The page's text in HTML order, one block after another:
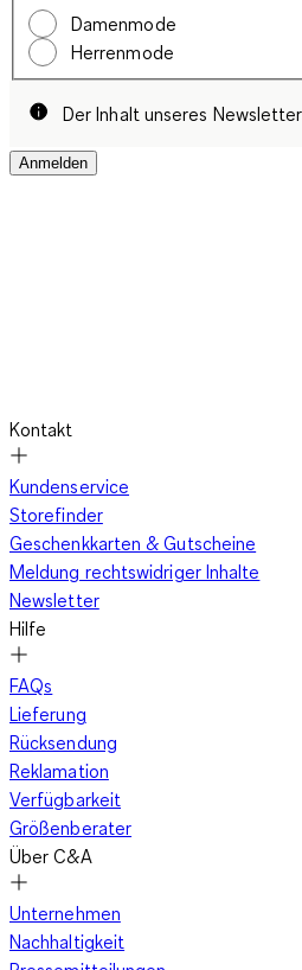
Damenmode
Herrenmode
Der Inhalt unseres
Anmelden
Kontakt
Kundenservice
Storefinder
Geschenkkarten & Gutscheine
Meldung rechtswidriger Inhalte
Newsletter
Hilfe
FAQs
Lieferung
Rücksendung
Reklamation
Verfügbarkeit
Größenberater
Über C&A
Unternehmen
Nachhaltigkeit